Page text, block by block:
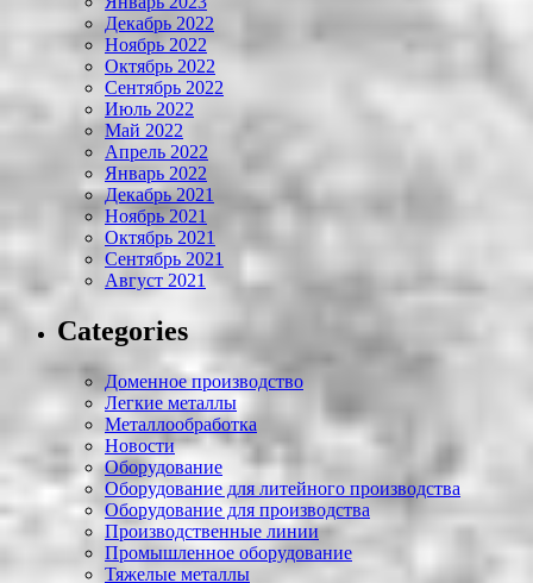
Декабрь 2022
Ноябрь 2022
Октябрь 2022
Сентябрь 2022
Июль 2022
Май 2022
Апрель 2022
Январь 2022
Декабрь 2021
Ноябрь 2021
Октябрь 2021
Сентябрь 2021
Август 2021
Categories
Доменное производство
Легкие металлы
Металлообработка
Новости
Оборудование
Оборудование для литейного производства
Оборудование для производства
Производственные линии
Промышленное оборудование
Тяжелые металлы